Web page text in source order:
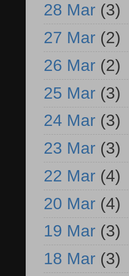
28 Mar (3)
27 Mar (2)
26 Mar (2)
25 Mar (3)
24 Mar (3)
23 Mar (3)
22 Mar (4)
20 Mar (4)
19 Mar (3)
18 Mar (3)